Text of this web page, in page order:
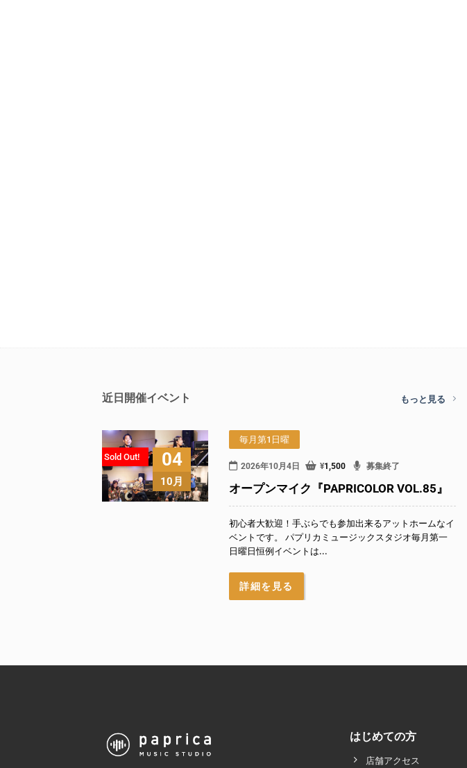
近日開催イベント もっと見る
04
10月
Sold Out!
毎月第1日曜
2026年10月4日 ¥1,500 募集終了
オープンマイク『PAPRICOLOR VOL.85』
初心者大歓迎！手ぶらでも参加出来るアットホームなイ
ベントです。 パプリカミュージックスタジオ毎月第一
日曜日恒例イベントは...
詳細を見る
はじめての方
店舗アクセス